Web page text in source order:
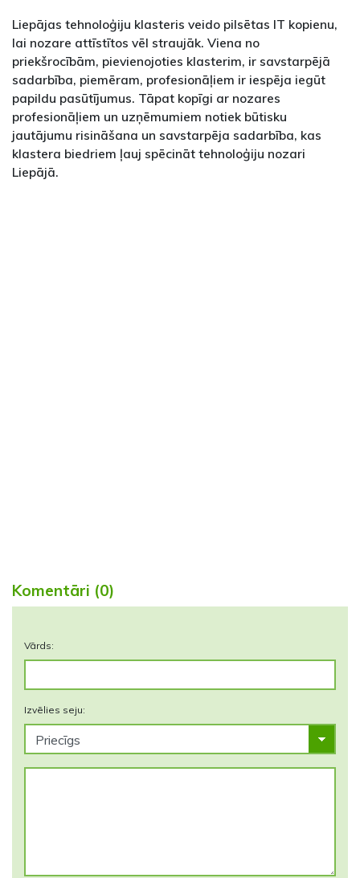
Liepājas tehnoloģiju klasteris veido pilsētas IT kopienu,
lai nozare attīstītos vēl straujāk. Viena no
priekšrocībām, pievienojoties klasterim, ir savstarpējā
sadarbība, piemēram, profesionāļiem ir iespēja iegūt
papildu pasūtījumus. Tāpat kopīgi ar nozares
profesionāļiem un uzņēmumiem notiek būtisku
jautājumu risināšana un savstarpēja sadarbība, kas
klastera biedriem ļauj spēcināt tehnoloģiju nozari
Liepājā.
Komentāri (0)
Vārds:
Izvēlies seju: